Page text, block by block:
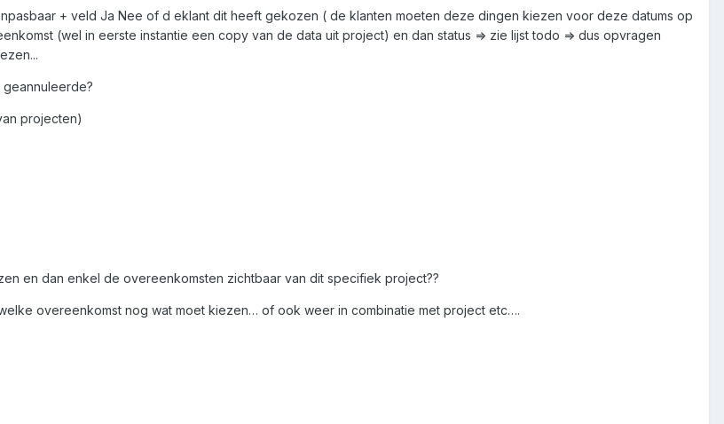
+ veld Ja Nee of d eklant dit heeft gekozen ( de klanten moeten deze dingen kiezen voor deze datums op
(wel in eerste instantie een copy van de data uit project) en dan status => zie lijst todo => dus opvragen
projecten)
en dan enkel de overeenkomsten zichtbaar van dit specifiek project??
overeenkomst nog wat moet kiezen… of ook weer in combinatie met project etc….